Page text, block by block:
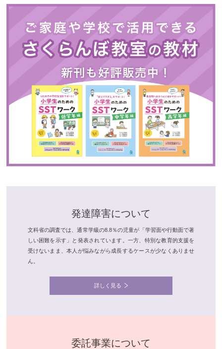
発達障害について
文科省の調査では、通常学級の8.8％の児童が「学習面や行動面で著
しい困難を示す」と発表されています。一方、特別な教育的支援を
受けないまま、本人が悩みながら成長するケースが少なくありませ
ん。
詳しく見る
委託事業について